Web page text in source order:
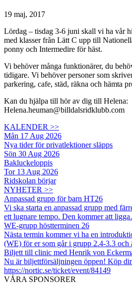
19 maj, 2017
Lördag – tisdag 3-6 juni skall vi ha vår
med klasser från Lätt C upp till
ponny och Intermedire för häst.
Vi behöver många funktionärer, du
tidigare. Vi behöver personer som
parkering, cafe, städ, räkna och hämta
Kan du hjälpa till hör av dig till Helena:
Helena.heuman@billdalsridklubb.com
KALENDER >>
Mån 17 Aug 2026
Nya tider för privatlektioner släpps
Sön 30 Aug 2026
Bakluckeloppis
Tor 13 Aug 2026
Ridskolan börjar
NYHETER >>
Anpassad grupp för barn HT26
Vi ska starta en anpassad grupp med
ett lugnare tempo. Den kommer att
WE-grupp höstterminen 26
Nästa termin kommer vi ha en
(WE) för er som går i grupp 2.4-3.3
Biljett till clinic med Henrik von
Nu är biljettförsäljningen öppen! Köp
https://nortic.se/ticket/event/84149
VÅRA SPONSORER